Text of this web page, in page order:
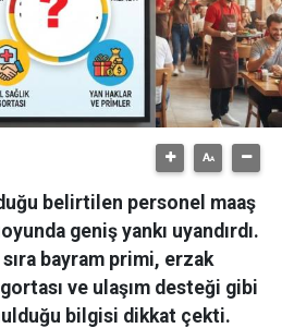
belirtilen personel maaş
geniş yankı uyandırdı.
sıra bayram primi, erzak
ve ulaşım desteği gibi
bilgisi dikkat çekti.